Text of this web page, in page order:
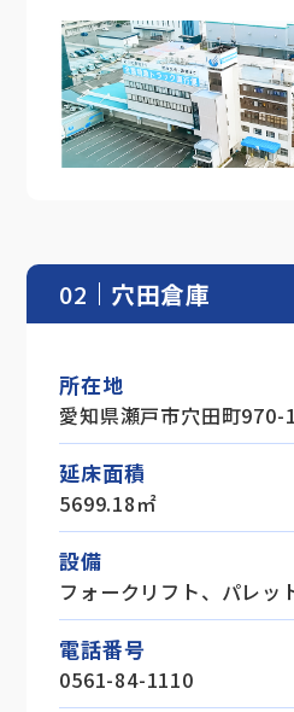
02 穴田倉庫
所在地
愛知県瀬戸市穴田町970-1
延床面積
5699.18㎡
設備
フォークリフト、パレッ
電話番号
0561-84-1110